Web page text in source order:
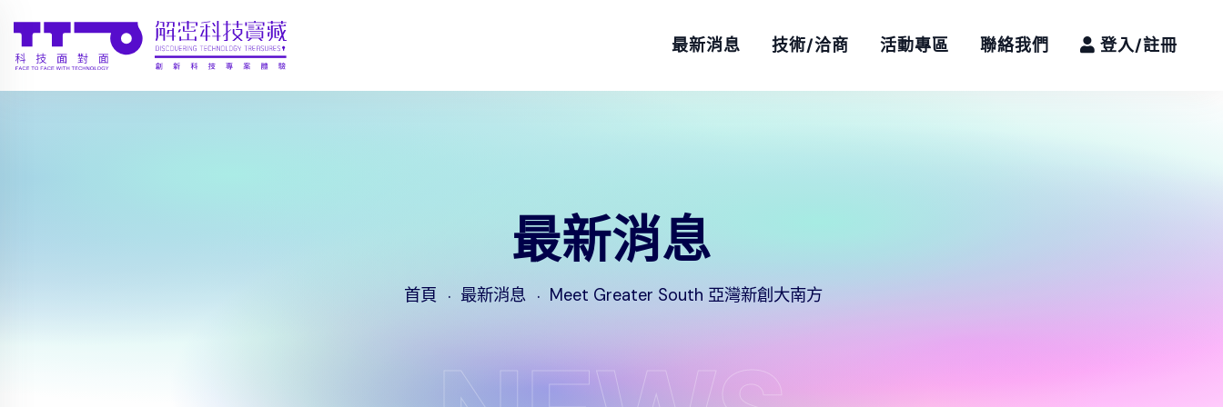
最新消息 技術/洽商 活動專區 聯絡我們 登入/註冊
最新消息
首頁 最新消息 Meet Greater South 亞灣新創大南方